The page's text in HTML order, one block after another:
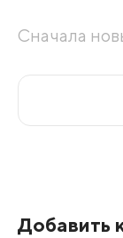
Сначала
Добавить